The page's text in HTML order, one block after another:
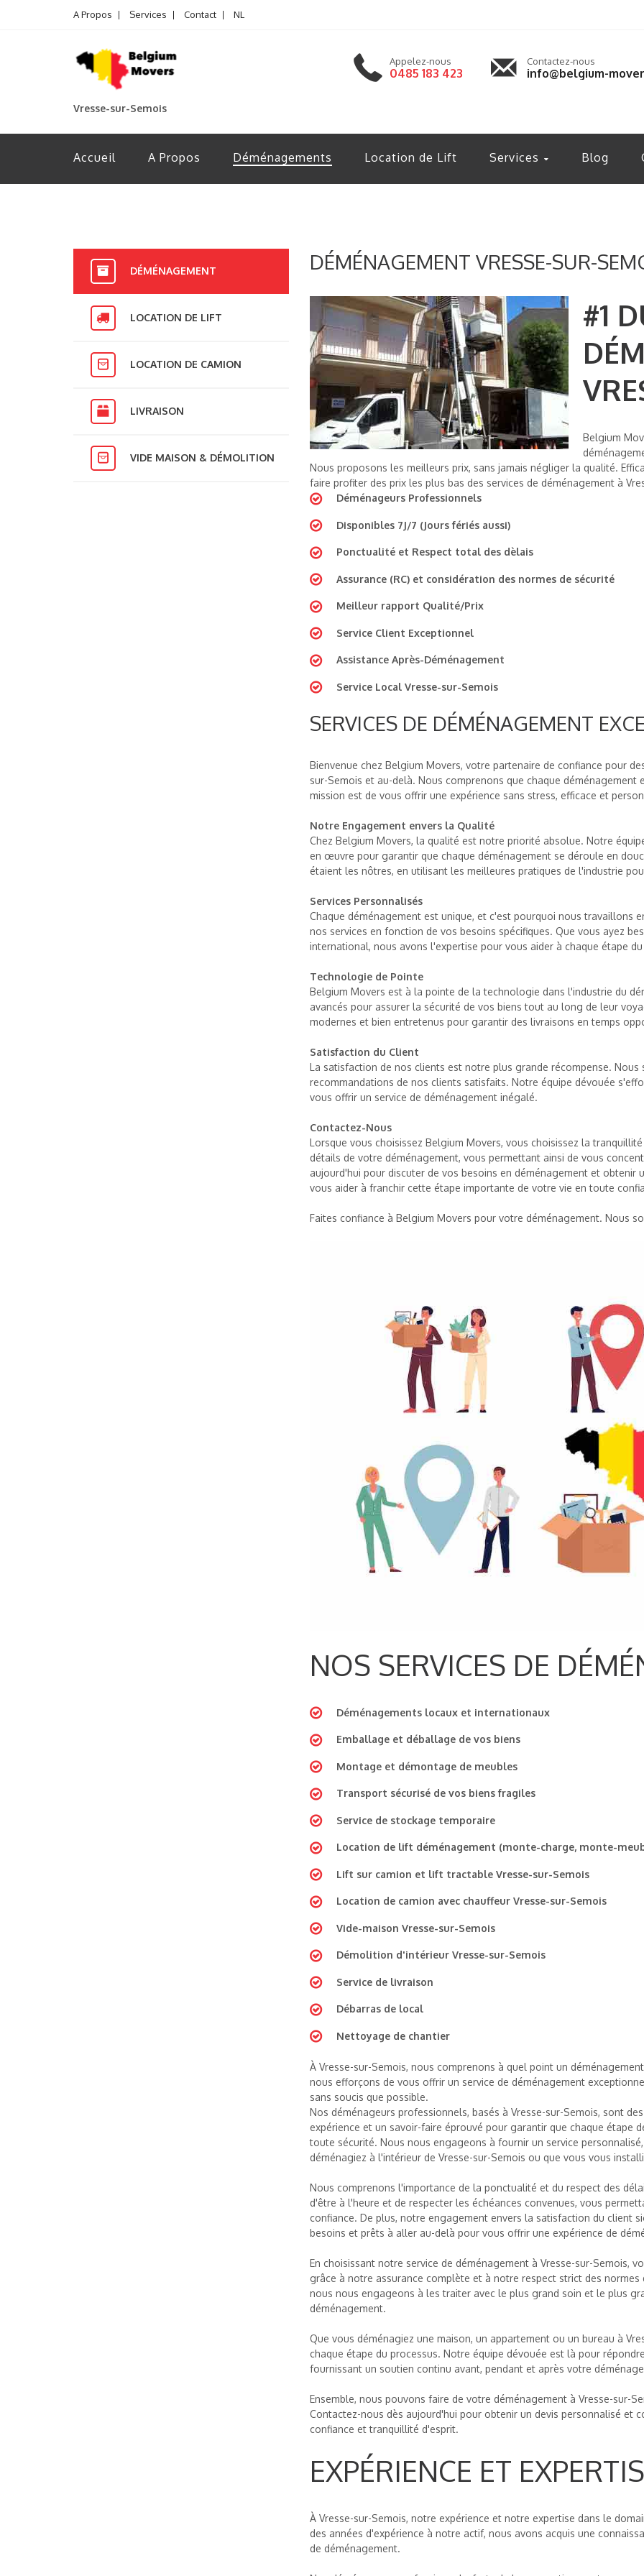
A Propos Services Contact NL
Vresse-sur-Semois
Appelez-nous
0485 183 423
Contactez-nous
info@belgium-
Accueil A Propos Déménagements Location de Lift Services Blog
DÉMÉNAGEMENT
LOCATION DE LIFT
LOCATION DE CAMION
LIVRAISON
VIDE MAISON & DÉMOLITION
DÉMÉNAGEMENT VRESSE-SUR-
#1
Belgium
Nous proposons les meilleurs prix, sans jamais négliger la qualité.
faire profiter des prix les plus bas des services de déménagement à
Déménageurs Professionnels
Disponibles 7J/7 (Jours fériés aussi)
Ponctualité et Respect total des dèlais
Assurance (RC) et considération des normes de sécurité
Meilleur rapport Qualité/Prix
Service Client Exceptionnel
Assistance Après-Déménagement
Service Local Vresse-sur-Semois
SERVICES DE DÉMÉNAGEMENT
Bienvenue chez Belgium Movers, votre partenaire de confiance pour
sur-Semois et au-delà. Nous comprenons que chaque
mission est de vous offrir une expérience sans stress, efficace et
Notre Engagement envers la Qualité
Chez Belgium Movers, la qualité est notre priorité absolue. Notre
en œuvre pour garantir que chaque déménagement se déroule en
étaient les nôtres, en utilisant les meilleures pratiques de l'industrie
Services Personnalisés
Chaque déménagement est unique, et c'est pourquoi nous travaillons
nos services en fonction de vos besoins spécifiques. Que vous ayez
international, nous avons l'expertise pour vous aider à chaque étape
Technologie de Pointe
Belgium Movers est à la pointe de la technologie dans l'industrie du
avancés pour assurer la sécurité de vos biens tout au long de leur
modernes et bien entretenus pour garantir des livraisons en temps
Satisfaction du Client
La satisfaction de nos clients est notre plus grande récompense.
recommandations de nos clients satisfaits. Notre équipe dévouée
vous offrir un service de déménagement inégalé.
Contactez-Nous
Lorsque vous choisissez Belgium Movers, vous choisissez la
détails de votre déménagement, vous permettant ainsi de vous
aujourd'hui pour discuter de vos besoins en déménagement et obtenir
vous aider à franchir cette étape importante de votre vie en toute
Faites confiance à Belgium Movers pour votre déménagement. Nous
NOS SERVICES DE
Déménagements locaux et internationaux
Emballage et déballage de vos biens
Montage et démontage de meubles
Transport sécurisé de vos biens fragiles
Service de stockage temporaire
Location de lift déménagement (monte-charge, monte-
Lift sur camion et lift tractable Vresse-sur-Semois
Location de camion avec chauffeur Vresse-sur-Semois
Vide-maison Vresse-sur-Semois
Démolition d'intérieur Vresse-sur-Semois
Service de livraison
Débarras de local
Nettoyage de chantier
À Vresse-sur-Semois, nous comprenons à quel point un
nous efforçons de vous offrir un service de déménagement
sans soucis que possible.
Nos déménageurs professionnels, basés à Vresse-sur-Semois, sont
expérience et un savoir-faire éprouvé pour garantir que chaque étape
toute sécurité. Nous nous engageons à fournir un service
déménagiez à l'intérieur de Vresse-sur-Semois ou que vous vous
Nous comprenons l'importance de la ponctualité et du respect des
d'être à l'heure et de respecter les échéances convenues, vous
confiance. De plus, notre engagement envers la satisfaction du client
besoins et prêts à aller au-delà pour vous offrir une expérience de
En choisissant notre service de déménagement à Vresse-sur-Semois,
grâce à notre assurance complète et à notre respect strict des
nous nous engageons à les traiter avec le plus grand soin et le plus
déménagement.
Que vous déménagiez une maison, un appartement ou un bureau à
chaque étape du processus. Notre équipe dévouée est là pour
fournissant un soutien continu avant, pendant et après votre
Ensemble, nous pouvons faire de votre déménagement à Vresse-sur-
Contactez-nous dès aujourd'hui pour obtenir un devis personnalisé et
confiance et tranquillité d'esprit.
EXPÉRIENCE ET
À Vresse-sur-Semois, notre expérience et notre expertise dans le
des années d'expérience à notre actif, nous avons acquis une
de déménagement.